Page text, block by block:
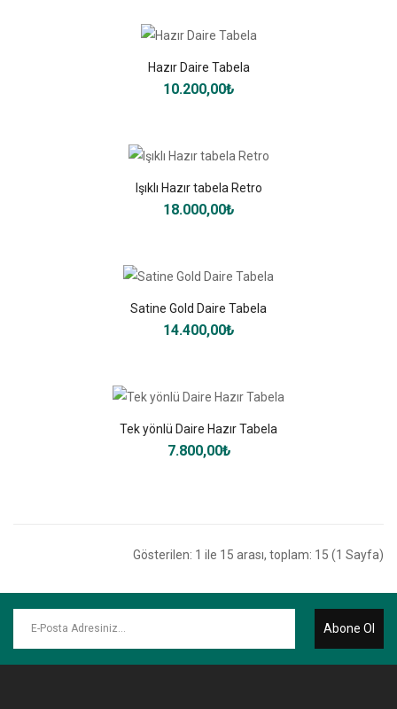
Hazır Daire Tabela
10.200,00₺
Işıklı Hazır tabela Retro
18.000,00₺
Satine Gold Daire Tabela
14.400,00₺
Tek yönlü Daire Hazır Tabela
7.800,00₺
Gösterilen: 1 ile 15 arası, toplam: 15 (1 Sayfa)
Abone Ol